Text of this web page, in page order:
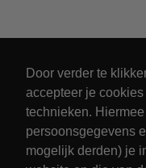
Door verder te
accepteer je
technieken.
persoonsgegevens
mogelijk derden) je
Algemeen